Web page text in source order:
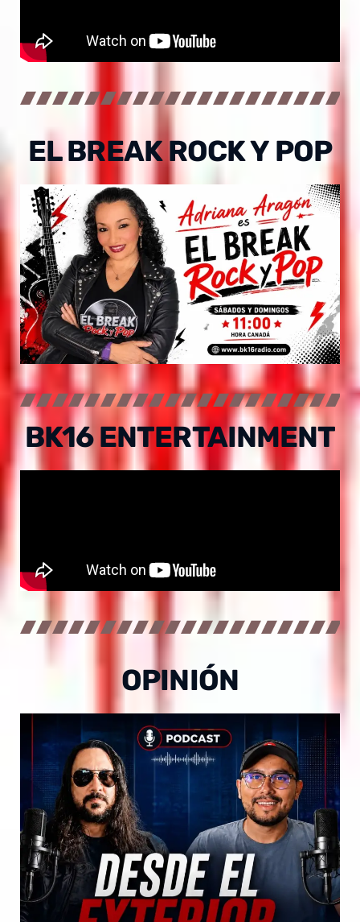
EL BREAK ROCK Y POP
BK16 ENTERTAINMENT
OPINIÓN